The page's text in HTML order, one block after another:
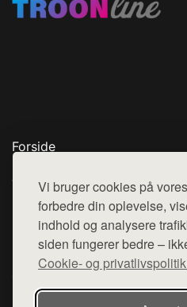
Vi bruger cookies på
forbedre din oplevelse,
indhold og analysere
siden fungerer bedre –
Cookie- og
Forside
Top Rabatter
Blog
Kontakt